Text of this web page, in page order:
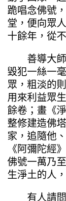
跪唱念佛號
堂，便向眾
十餘年，從
善導大師
毀犯一絲一
眾，粗淡的
用來利益眾
餘卷；畫《
整修建造佛
家，追隨他
《阿彌陀經
佛號一萬乃
生淨土的人
有人請問